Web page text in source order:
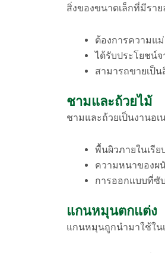
สิ่งของขนาดเล็กที่มีราย
ต้องการความแ
ได้รับประโยชน์
สามารถขายเป็
ชามและถ้วยไม้
ชามและถ้วยเป็นงานอ
พื้นผิวภายในเรีย
ความหนาของผ
การออกแบบที่ซั
แกนหมุนตกแต่ง
แกนหมุนถูกนำมาใช้ใน